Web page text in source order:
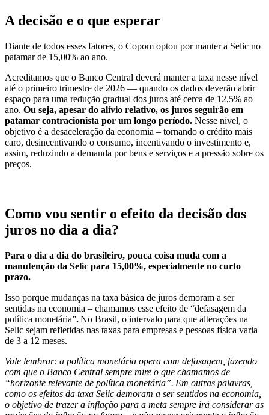
A decisão e o que esperar
Diante de todos esses fatores, o Copom optou por manter a Selic no
patamar de 15,00% ao ano.
Acreditamos que o Banco Central deverá manter a taxa nesse nível
até o primeiro trimestre de 2026 — quando os dados deverão abrir
espaço para uma redução gradual dos juros até cerca de 12,5% ao
ano. Ou seja, apesar do alívio relativo, os juros seguirão em
patamar contracionista por um longo período. Nesse nível, o
objetivo é a desaceleração da economia – tornando o crédito mais
caro, desincentivando o consumo, incentivando o investimento e,
assim, reduzindo a demanda por bens e serviços e a pressão sobre os
preços.
Como vou sentir o efeito da decisão dos
juros no dia a dia?
Para o dia a dia do brasileiro, pouca coisa muda com a
manutenção da Selic para 15,00%, especialmente no curto
prazo.
Isso porque mudanças na taxa básica de juros demoram a ser
sentidas na economia – chamamos esse efeito de “defasagem da
política monetária”.No Brasil, o intervalo para que alterações na
Selic sejam refletidas nas taxas para empresas e pessoas física varia
de 3 a 12 meses.
Vale lembrar: a política monetária opera com defasagem, fazendo
com que o Banco Central sempre mire o que chamamos de
“horizonte relevante de política monetária”. Em outras palavras,
como os efeitos da taxa Selic demoram a ser sentidos na economia,
o objetivo de trazer a inflação para a meta sempre irá considerar as